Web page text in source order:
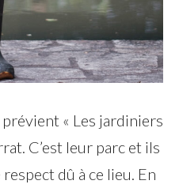
« Les jardiniers
C’est leur parc et ils
dû à ce lieu. En